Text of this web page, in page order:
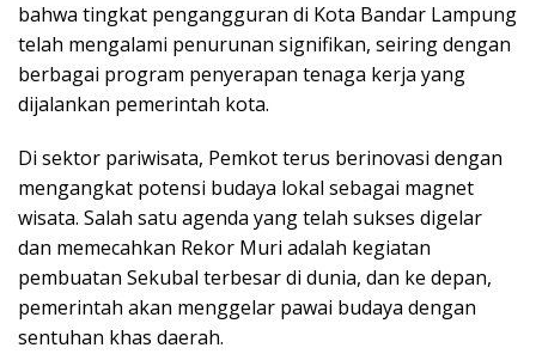
bahwa tingkat pengangguran di Kota Bandar Lampung
telah mengalami penurunan signifikan, seiring dengan
berbagai program penyerapan tenaga kerja yang
dijalankan pemerintah kota.
Di sektor pariwisata, Pemkot terus berinovasi dengan
mengangkat potensi budaya lokal sebagai magnet
wisata. Salah satu agenda yang telah sukses digelar
dan memecahkan Rekor Muri adalah kegiatan
pembuatan Sekubal terbesar di dunia, dan ke depan,
pemerintah akan menggelar pawai budaya dengan
sentuhan khas daerah.